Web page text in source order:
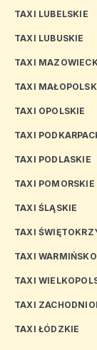
TAXI LUBELSKIE
TAXI LUBUSKIE
TAXI
TAXI
TAXI OPOLSKIE
TAXI
TAXI PODLASKIE
TAXI POMORSKIE
TAXI ŚLĄSKIE
TAXI
TAXI
TAXI
TAXI
TAXI ŁÓDZKIE